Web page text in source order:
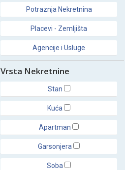
Potraznja Nekretnina
Placevi - Zemljišta
Agencije i Usluge
Vrsta Nekretnine
Stan
Kuća
Apartman
Garsonjera
Soba